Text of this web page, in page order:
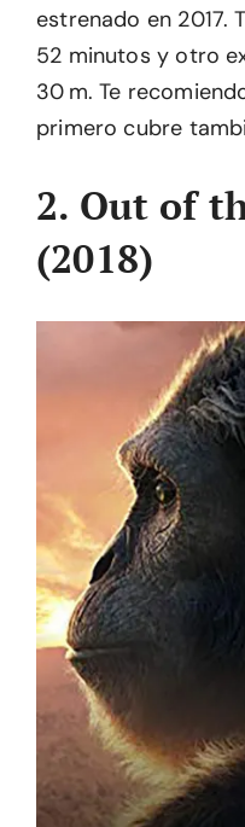
estrenado en 2017.
52 minutos y otro
30 m. Te
primero cubre
2. Out of
(2018)